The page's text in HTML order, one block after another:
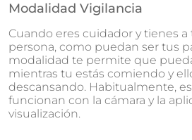
Modalidad Vigilancia
Cuando eres cuidador y tienes a
persona, como puedan ser tus
modalidad te permite que
mientras tu estás comiendo y
descansando. Habitualmente,
funcionan con la cámara y la
visualización.